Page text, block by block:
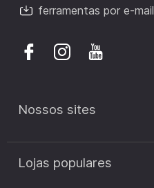
ferramentas por e-mail
Nossos sites
discount.pt
discount.sk
Lojas populares